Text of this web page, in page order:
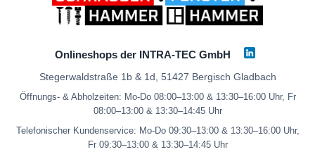
Onlineshops der INTRA-TEC GmbH
Stegerwaldstraße 1b & 1d, 51427 Bergisch Gladbach
Öffnungs- & Abholzeiten: Mo-Do 08:00–13:00 & 13:30–16:00 Uhr, Fr
08:00–13:00 & 13:30–14:45 Uhr
Telefonischer Kundenservice: Mo-Do 09:30–13:00 & 13:30–16:00 Uhr,
Fr 09:30–13:00 & 13:30–14:45 Uhr